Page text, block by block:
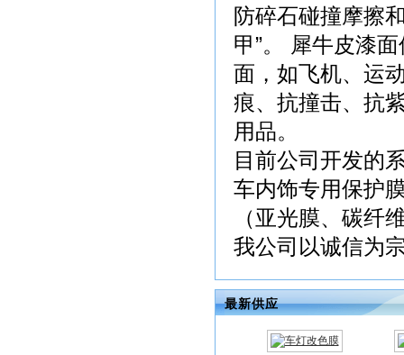
防碎石碰撞摩擦
甲”。 犀牛皮漆
面，如飞机、运
痕、抗撞击、抗
用品。
目前公司开发的
车内饰专用保护
（亚光膜、碳纤
我公司以诚信为
最新供应